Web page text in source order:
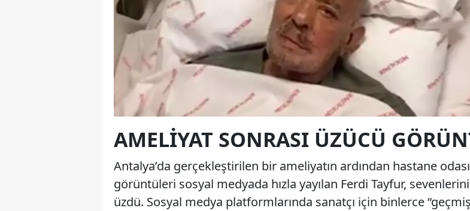
AMELIYAT SONRASI ÜZÜCÜ
Antalya’da gerçekleştirilen bir ameliyatın ardından hastane
görüntüleri sosyal medyada hızla yayılan Ferdi Tayfur,
üzdü. Sosyal medya platformlarında sanatçı için binlerce